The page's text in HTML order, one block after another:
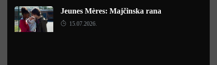
Jeunes Mères: Majčinska rana
15.07.2026.